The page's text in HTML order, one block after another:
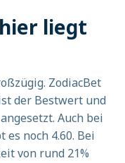
liegt
ZodiacBet
der Bestwert und
Auch bei
noch 4.60. Bei
von rund 21%